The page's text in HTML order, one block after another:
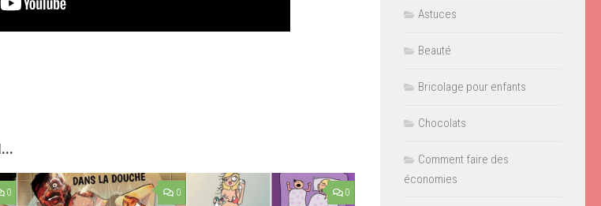
0 0 0
Astuces
Beauté
Bricolage pour enfants
Chocolats
Comment faire des
économies